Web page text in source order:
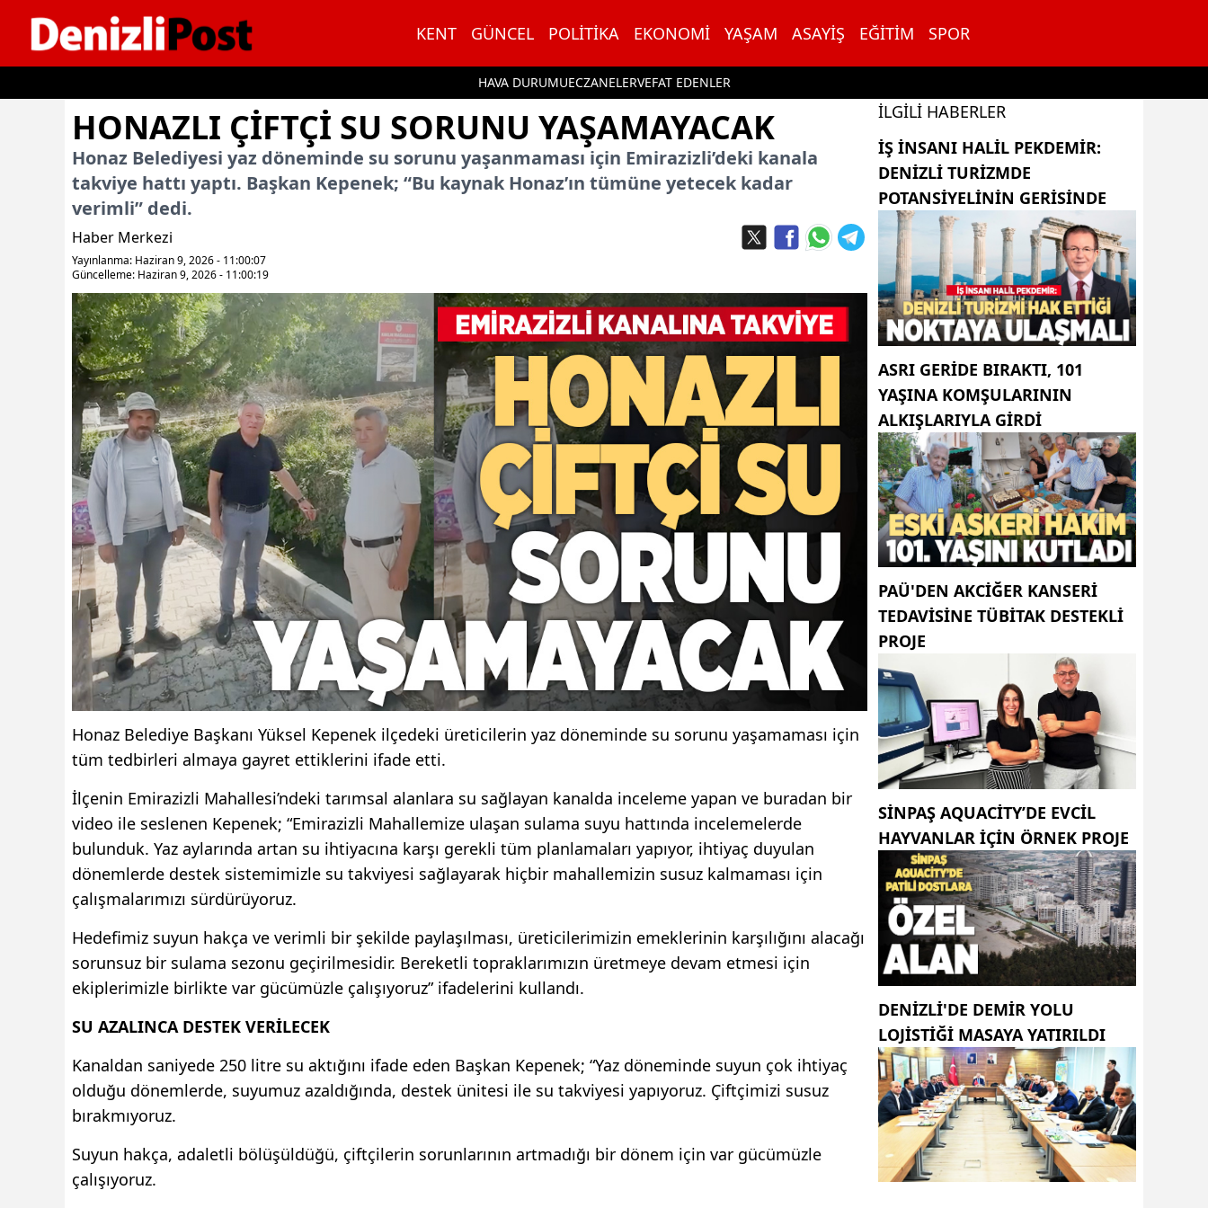
KENT GÜNCEL POLITIKA EKONOMI YAŞAM ASAYIŞ EĞITIM SPOR
HAVA DURUMUECZANELERVEFAT EDENLER
HONAZLI ÇİFTÇİ SU SORUNU YAŞAMAYACAK
Honaz Belediyesi yaz döneminde su sorunu yaşanmaması için Emirazizli’deki kanala
takviye hattı yaptı. Başkan Kepenek; “Bu kaynak Honaz’ın tümüne yetecek kadar
verimli” dedi.
Haber Merkezi
Yayınlanma: Haziran 9, 2026 - 11:00:07
Güncelleme: Haziran 9, 2026 - 11:00:19
Honaz Belediye Başkanı Yüksel Kepenek ilçedeki üreticilerin yaz döneminde su sorunu yaşamaması için
tüm tedbirleri almaya gayret ettiklerini ifade etti.
İlçenin Emirazizli Mahallesi’ndeki tarımsal alanlara su sağlayan kanalda inceleme yapan ve buradan bir
video ile seslenen Kepenek; “Emirazizli Mahallemize ulaşan sulama suyu hattında incelemelerde
bulunduk. Yaz aylarında artan su ihtiyacına karşı gerekli tüm planlamaları yapıyor, ihtiyaç duyulan
dönemlerde destek sistemimizle su takviyesi sağlayarak hiçbir mahallemizin susuz kalmaması için
çalışmalarımızı sürdürüyoruz.
Hedefimiz suyun hakça ve verimli bir şekilde paylaşılması, üreticilerimizin emeklerinin karşılığını alacağı
sorunsuz bir sulama sezonu geçirilmesidir. Bereketli topraklarımızın üretmeye devam etmesi için
ekiplerimizle birlikte var gücümüzle çalışıyoruz” ifadelerini kullandı.
SU AZALINCA DESTEK VERİLECEK
Kanaldan saniyede 250 litre su aktığını ifade eden Başkan Kepenek; “Yaz döneminde suyun çok ihtiyaç
olduğu dönemlerde, suyumuz azaldığında, destek ünitesi ile su takviyesi yapıyoruz. Çiftçimizi susuz
bırakmıyoruz.
Suyun hakça, adaletli bölüşüldüğü, çiftçilerin sorunlarının artmadığı bir dönem için var gücümüzle
çalışıyoruz.
İLGILI HABERLER
İŞ INSANI HALIL PEKDEMIR:
DENIZLI TURIZMDE
POTANSIYELININ GERISINDE
ASRI GERIDE BIRAKTI, 101
YAŞINA KOMŞULARININ
ALKIŞLARIYLA GIRDI
PAÜ'DEN AKCİĞER KANSERİ
TEDAVİSİNE TÜBİTAK DESTEKLİ
PROJE
SINPAŞ AQUACITY’DE EVCIL
HAYVANLAR IÇIN ÖRNEK PROJE
DENİZLİ'DE DEMİR YOLU
LOJİSTİĞİ MASAYA YATIRILDI